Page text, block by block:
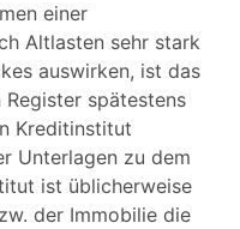
einer
Altlasten sehr stark
auswirken, ist das
spätestens
Kreditinstitut
Unterlagen zu dem
ist üblicherweise
der Immobilie die